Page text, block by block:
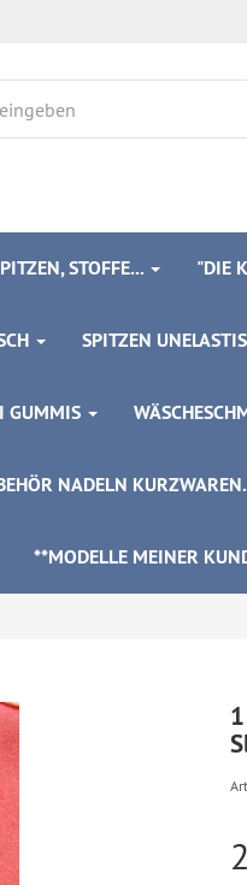
STOFFE... "DIE
SPITZEN
GUMMIS
NADELN
**MODELLE MEINER